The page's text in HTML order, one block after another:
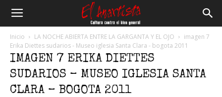
Anartista
Inicio LA NOCHE ABIERTA ENTRE LA GARGANTA Y EL OJO
imagen 7
Erika Diettes sudarios - Museo iglesia Santa Clara - bogota 2011
IMAGEN 7 ERIKA DIETTES
SUDARIOS – MUSEO IGLESIA SANTA
CLARA – BOGOTA 2011